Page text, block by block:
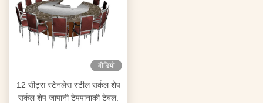
वीडियो
12 सीट्स स्टेनलेस स्टील सर्कल शेप
सर्कल शेप जापानी टेपपानाकी टेबल: